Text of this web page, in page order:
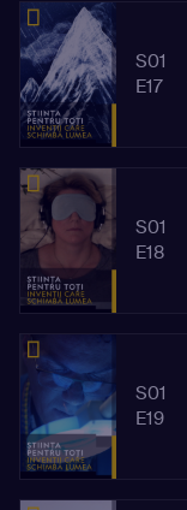
S01
E17
S01
E18
S01
E19